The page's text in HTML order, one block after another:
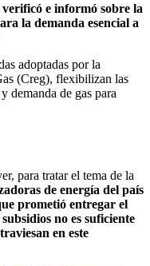
e informó sobre la
la demanda esencial a
adoptadas por la
(Creg), flexibilizan las
demanda de gas para
para tratar el tema de la
de energía del país
prometió entregar el
no es suficiente
en este